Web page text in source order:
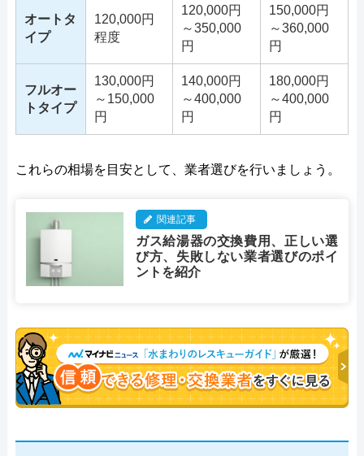
オートタ
イプ
120,000円
程度
120,000円
～350,000
円
150,000円
～360,000
円
フルオー
トタイプ
130,000円
～150,000
円
140,000円
～400,000
円
180,000円
～400,000
円
これらの相場を目安として、業者選びを行いましょう。
関連記事
ガス給湯器の交換費用、正しい選
び方、失敗しない業者選びのポイ
ントを紹介